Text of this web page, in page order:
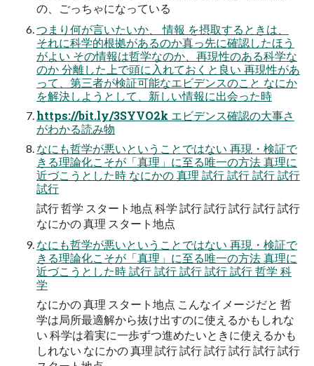
の、ごっちゃになっている
つまり何が言いたいか、 情報 を摂取するときは、
それに科学的根拠があるのか真っ先に確認したほう
がよい その情報は哲学なのか、再現性のある科学な
のか 分離した上で頭に入れておくと良い 再現性があ
って、第三者が検証可能なエビデンスのこと なにか
を解決しようとして、新しい情報に出会った時
https://bit.ly/3SYVO2k エビデンス確認の大事さ
がわかる読み物
なにも哲学が悪いということではない 再現・検証で
きる理論化こそが「真理」に⾄る唯⼀の⽅法 真理に
近づこうとした時 なにかの 真理 試行 試行 試行 試行
試行
試行 哲学 スタート地点 科学 試行 試行 試行 試行 試行
なにかの 真理 スタート地点
なにも哲学が悪いということではない 再現・検証で
きる理論化こそが「真理」に⾄る唯⼀の⽅法 真理に
近づこうとした時 試行 試行 試行 試行 試行 哲学 科
学
なにかの 真理 スタート地点 こんなイメージだと 哲
学は局所最適解から抜け出すのに使えるかもしれな
い 科学は着実に⼀歩ずつ進めたいときに使えるかも
しれない なにかの 真理 試行 試行 試行 試行 試行 試行